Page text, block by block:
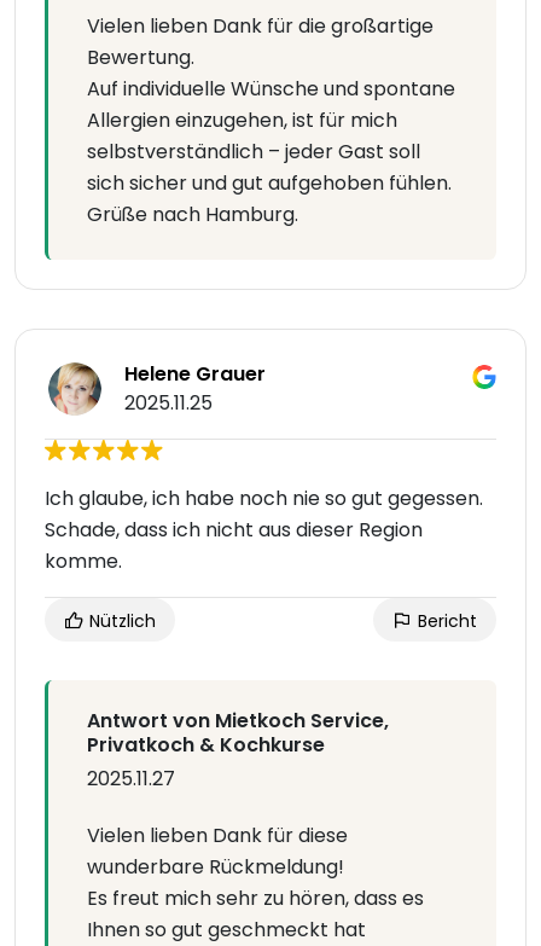
Vielen lieben Dank für die großartige
Bewertung.
Auf individuelle Wünsche und spontane
Allergien einzugehen, ist für mich
selbstverständlich – jeder Gast soll
sich sicher und gut aufgehoben fühlen.
Grüße nach Hamburg.
Helene Grauer
2025.11.25
Ich glaube, ich habe noch nie so gut gegessen.
Schade, dass ich nicht aus dieser Region
komme.
Nützlich Bericht
Antwort von Mietkoch Service,
Privatkoch & Kochkurse
2025.11.27
Vielen lieben Dank für diese
wunderbare Rückmeldung!
Es freut mich sehr zu hören, dass es
Ihnen so gut geschmeckt hat